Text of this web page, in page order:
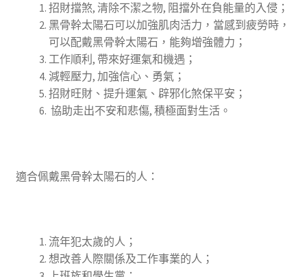
招財擋煞, 清除不潔之物, 阻擋外在負能量的入侵；
黑骨幹太陽石可以加強肌肉活力，當感到疲勞時，
可以配戴黑骨幹太陽石，能夠增強體力；
工作順利, 帶來好運氣和機遇；
減輕壓力, 加強信心、勇氣；
招財旺財、提升運氣、辟邪化煞保平安；
協助走出不安和悲傷, 積極面對生活。
適合佩戴黑骨幹太陽石的人：
流年犯太歲的人；
想改善人際關係及工作事業的人；